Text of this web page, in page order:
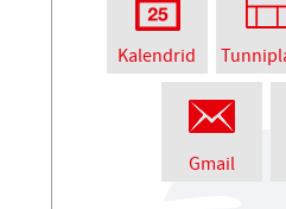
Kalendrid
Gmail